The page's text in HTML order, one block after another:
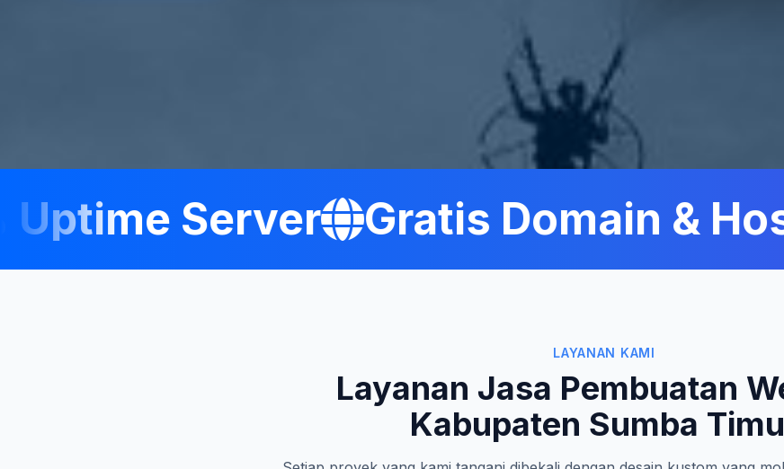
Server Gratis Domain &
LAYANAN KAMI
Layanan Jasa Pembuatan
Kabupaten Sumba